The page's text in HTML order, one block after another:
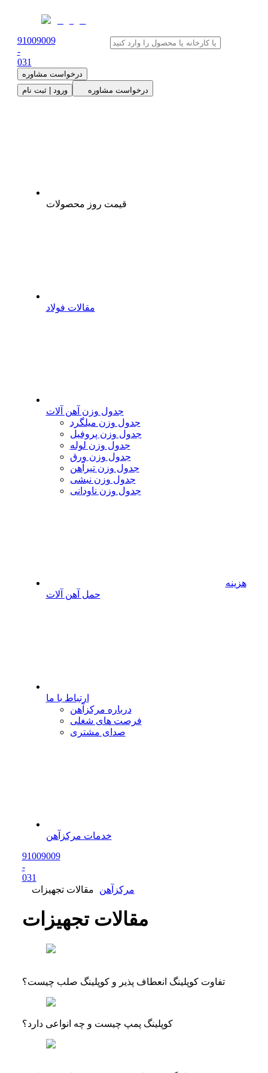
91009009
-
031
درخواست مشاوره
ورود | ثبت نام
درخواست مشاوره
قیمت روز محصولات
مقالات فولاد
جدول وزن آهن آلات
جدول وزن میلگرد
جدول وزن پروفیل
جدول وزن لوله
جدول وزن ورق
جدول وزن تیرآهن
جدول وزن نبشی
جدول وزن ناودانی
هزینه
حمل آهن آلات
ارتباط با ما
درباره مرکزآهن
فرصت های شغلی
صدای مشتری
خدمات مرکزآهن
91009009
-
031
مرکزآهن
مقالات تجهیزات
مقالات تجهیزات
تفاوت کوپلینگ انعطاف پذیر و کوپلینگ صلب چیست؟
کوپلینگ پمپ چیست و چه انواعی دارد؟